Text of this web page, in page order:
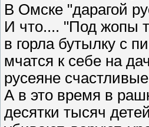
В Омске "дарагой
И что.... "Под жопы
в горла бутылку с
мчатся к себе на
русеяне счастливые
А в это время в
десятки тысяч детей